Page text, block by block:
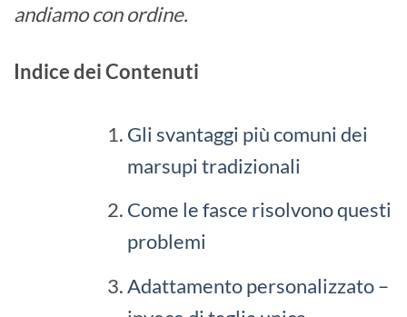
andiamo con ordine.
Indice dei Contenuti
Gli svantaggi più comuni dei
marsupi tradizionali
Come le fasce risolvono questi
problemi
Adattamento personalizzato –